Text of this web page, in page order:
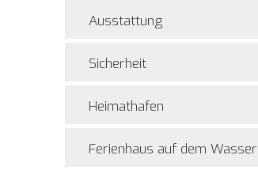
Ausstattung
Sicherheit
Heimathafen
Ferienhaus auf dem Wasser